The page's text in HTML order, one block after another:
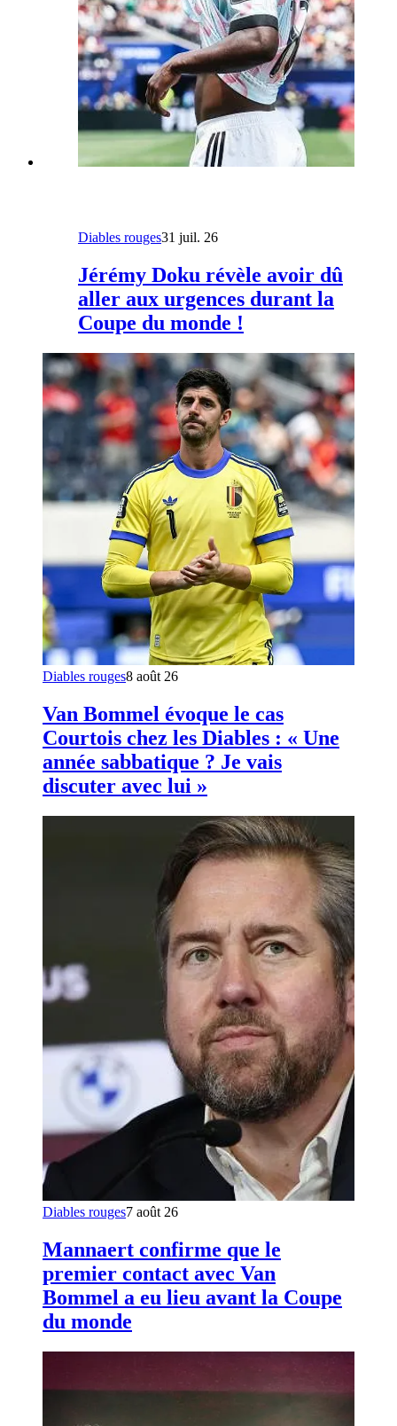
Diables rouges31 juil. 26
Jérémy Doku révèle avoir dû
aller aux urgences durant la
Coupe du monde !
Diables rouges8 août 26
Van Bommel évoque le cas
Courtois chez les Diables : « Une
année sabbatique ? Je vais
discuter avec lui »
Diables rouges7 août 26
Mannaert confirme que le
premier contact avec Van
Bommel a eu lieu avant la Coupe
du monde